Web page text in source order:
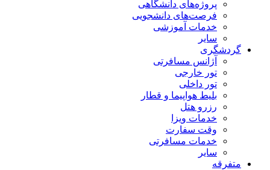
پروژه‌های دانشگاهی
فرصت‌های دانشجویی
خدمات آموزشی
سایر
گردشگری
آژانس مسافرتی
تور خارجی
تور داخلی
بلیط هواپیما و قطار
رزرو هتل
خدمات ویزا
وقت سفارت
خدمات مسافرتی
سایر
متفرقه